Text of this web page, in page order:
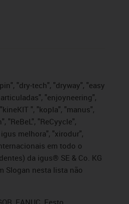
"dry-tech", "dryway", "easy
"enjoyneering",
", "kopla", "manus",
"ReBeL", "ReCyycle",
melhora", "xirodur",
em todo o
da igus® SE & Co. KG
Slogan nesta lista não
FANUC, Festo,